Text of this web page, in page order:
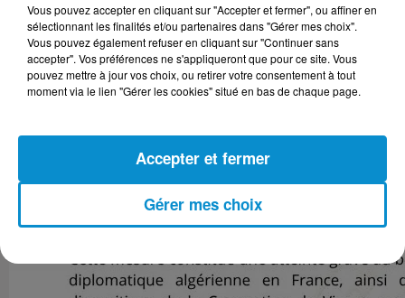
Vous pouvez accepter en cliquant sur "Accepter et fermer", ou affiner en
sélectionnant les finalités et/ou partenaires dans "Gérer mes choix".
Vous pouvez également refuser en cliquant sur "Continuer sans
accepter". Vos préférences ne s'appliqueront que pour ce site. Vous
pouvez mettre à jour vos choix, ou retirer votre consentement à tout
moment via le lien "Gérer les cookies" situé en bas de chaque page.
Gérer mes choix
Accepter et fermer